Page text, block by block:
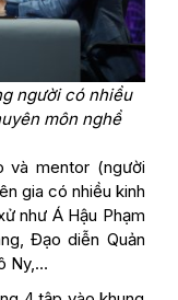
người có nhiều
môn nghề
và mentor (người
gia có nhiều kinh
như Á Hậu Phạm
Đạo diễn Quản
Ny,…